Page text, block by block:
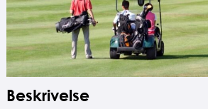
Beskrivelse